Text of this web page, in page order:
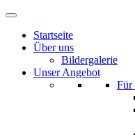
Startseite
Über uns
Bildergalerie
Unser Angebot
Für